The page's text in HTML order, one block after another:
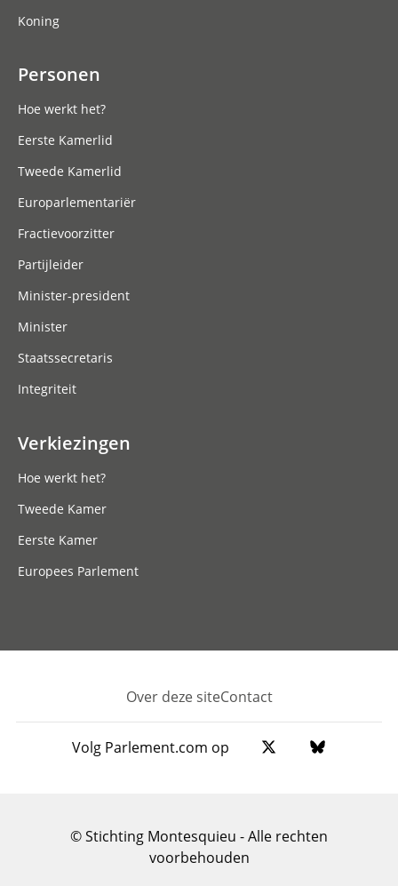
Koning
Personen
Hoe werkt het?
Eerste Kamerlid
Tweede Kamerlid
Europarlementariër
Fractievoorzitter
Partijleider
Minister-president
Minister
Staatssecretaris
Integriteit
Verkiezingen
Hoe werkt het?
Tweede Kamer
Eerste Kamer
Europees Parlement
Footer
Over deze siteContact
Volg Parlement.com op
© Stichting Montesquieu - Alle rechten
voorbehouden